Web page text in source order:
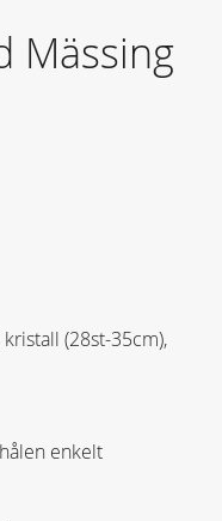
Mässing
(28st-35cm),
enkelt